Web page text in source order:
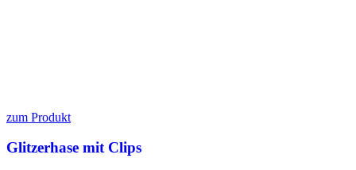
zum Produkt
Glitzerhase mit Clips